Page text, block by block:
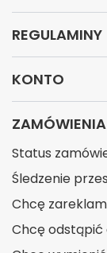
REGULAMINY
KONTO
ZAMÓWIENIA
Status
Śledzenie
Chcę
Chcę odstąpić